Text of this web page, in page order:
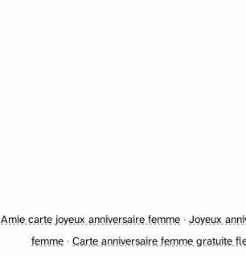
Amie carte joyeux anniversaire femme · Joyeux
femme · Carte anniversaire femme gratuite